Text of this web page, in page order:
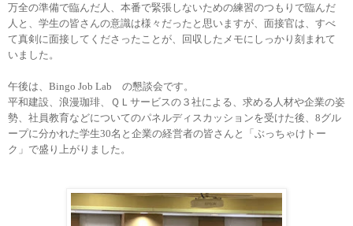
万全の準備で臨んだ人、本番で緊張しないための練習のつもりで臨んだ
人と、学生の皆さんの意識は様々だったと思いますが、面接官は、すべ
て真剣に面接してくださったことが、回収したメモにしっかり刻まれて
いました。
午後は、 Bingo Job Lab の懇談会です。
平和建設、浪漫珈琲、ＱＬサービスの３社による、求める人材や企業の姿
勢、社員教育などについてのパネルディスカッションを受けた後、 8グル
ープに分かれた学生30名と企業の経営者の皆さんと「ぶっちゃけトー
ク」で盛り上がりました。